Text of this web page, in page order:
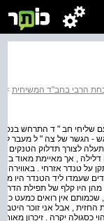
הרבי בחב"ד המשיחית >
חב " ד התרחש
- הגשר של צה " ל מעבר
לצורך תדלוק הטנקים
, אך מאיימת מאוד
על טנדר אזרחי . באווירה
שעמדו ליד הטנדר היו
היו קלף של תפילת הדרך
שכמותם אין רואים כמעט
החזית , אבל אני זוכר היטב